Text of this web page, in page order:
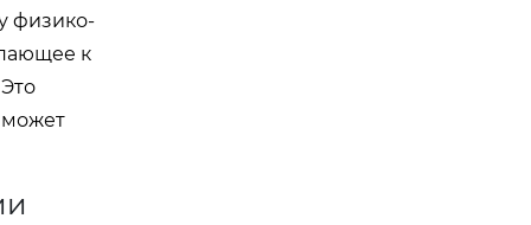
физико-
к
может